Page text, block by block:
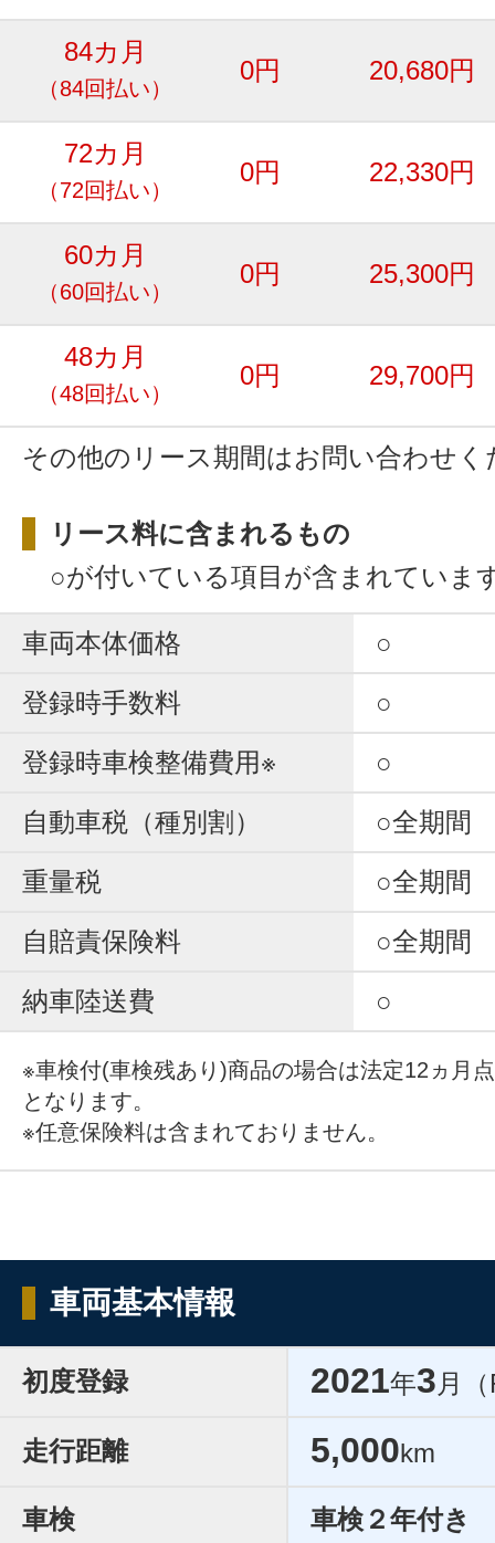
84カ月
（84回払い）
0円 20,680円
72カ月
（72回払い）
0円 22,330円
60カ月
（60回払い）
0円 25,300円
48カ月
（48回払い）
0円 29,700円
その他のリース期間はお問い合わせく
リース料に含まれるもの
○が付いている項目が含まれていま
車両本体価格
○
登録時手数料
○
登録時車検整備費用※
○
自動車税（種別割）
○全期間
重量税
○全期間
自賠責保険料
○全期間
納車陸送費
○
※車検付(車検残あり)商品の場合は法定12ヵ月
となります。
※任意保険料は含まれておりません。
車両基本情報
初度登録 2021年3 月
走行距離 5,000km
車検 車検２年付き